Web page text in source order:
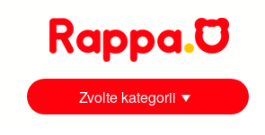
Zvolte kategorii